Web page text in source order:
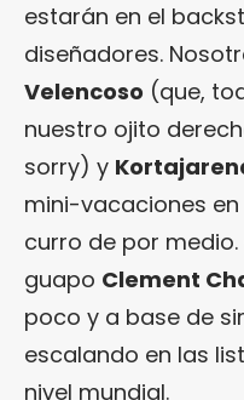
estarán en el
diseñadores.
Velencoso (que,
nuestro ojito
sorry) y
mini-vacaciones
curro de por
guapo Clement
poco y a base de
escalando en las
nivel mundial.